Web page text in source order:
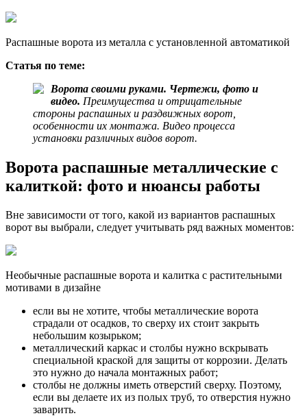
Распашные ворота из металла с установленной автоматикой
Статья по теме:
Ворота своими руками. Чертежи, фото и
видео. Преимущества и отрицательные
стороны распашных и раздвижных ворот,
особенности их монтажа. Видео процесса
установки различных видов ворот.
Ворота распашные металлические с
калиткой: фото и нюансы работы
Вне зависимости от того, какой из вариантов распашных
ворот вы выбрали, следует учитывать ряд важных моментов:
Необычные распашные ворота и калитка с растительными
мотивами в дизайне
если вы не хотите, чтобы металлические ворота
страдали от осадков, то сверху их стоит закрыть
небольшим козырьком;
металлический каркас и столбы нужно вскрывать
специальной краской для защиты от коррозии. Делать
это нужно до начала монтажных работ;
столбы не должны иметь отверстий сверху. Поэтому,
если вы делаете их из полых труб, то отверстия нужно
заварить.